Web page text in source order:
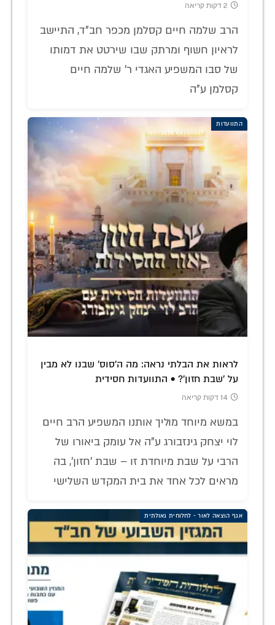
2 דקות קריאה
הרב שלמה חיים קסלמן מכפר חב"ד, התיישב
לראיון חשוף ומרתק שבו שירטט את דמותו
של סבו המשפיע האגדי ר' שלמה חיים
קסלמן ע"ה
התוועדות
לראות את הבלתי נראה: מה ה'סוס' שבנו לא מבין
על 'שבת חזון'? • התוועדות חסידית
14 דקות קריאה
במשא מיוחד מוליך אותנו המשפיע הרב חיים
לוי יצחק גינזבורג ע"ה אל עומק ביאורו של
הרבי על שבת מיוחדת זו – שבת 'חזון', בה
מראים לכל אחד את בית המקדש השלישי
אגף הוצאה לאור - לחלוחית גאולתית